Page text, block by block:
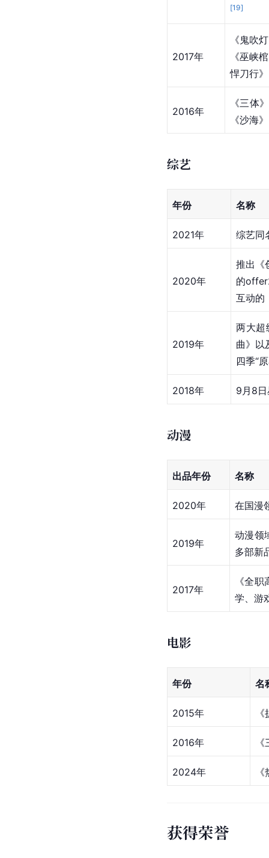
[19]
2017年
《鬼吹
《巫峡
悍刀行
2016年
《三体
《沙海》
综艺
年份 名称
2021年 综艺同
2020年
推出《
的
互动的
2019年
两大超
曲》以
四季“
2018年 9月8
动漫
出品年份 名称
2020年 在国漫
2019年
动漫领
多部新
2017年
《全
学、游
电影
年份 名
2015年
2016年
2024年
获得荣誉